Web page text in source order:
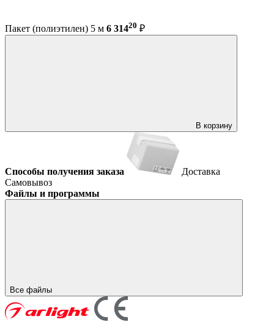
Пакет (полиэтилен) 5 м 6 31420 ₽
В корзину
Способы получения заказа
Доставка
Самовывоз
Файлы и программы
Все файлы